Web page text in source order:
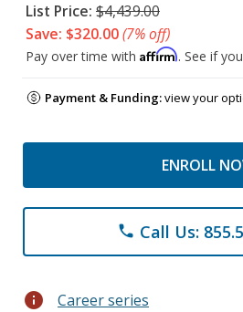
List Price: $4,439.00
Save: $320.00(7% off)
Pay over time with Affirm. See if
Payment & Funding:view your
ENROLL
phone Call Us:
info Career series